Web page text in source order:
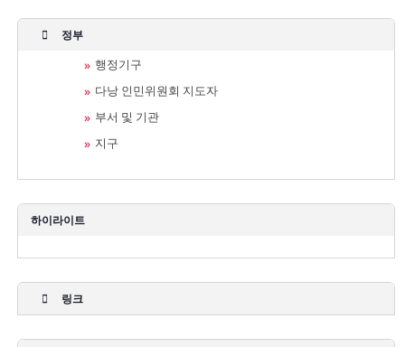
정부
행정기구
다낭 인민위원회 지도자
부서 및 기관
지구
하이라이트
링크